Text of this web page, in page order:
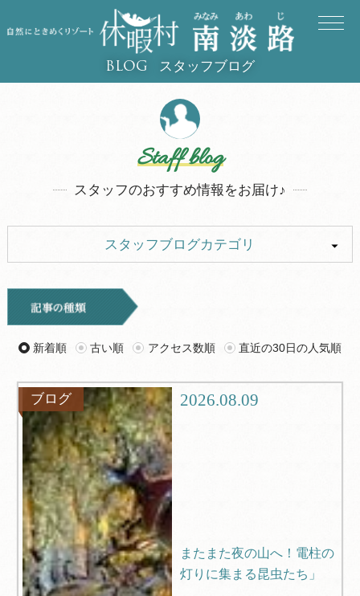
BLOG スタッフブログ
Staff blog
スタッフのおすすめ情報をお届け♪
スタッフブログカテゴリ
キャンプ
旅行記 ツアー
グルメ
ブログ
新着順 古い順 アクセス数順 直近の30日の人気順
ブログ 2026.08.09
またまた夜の山へ！電柱の
灯りに集まる昆虫たち」